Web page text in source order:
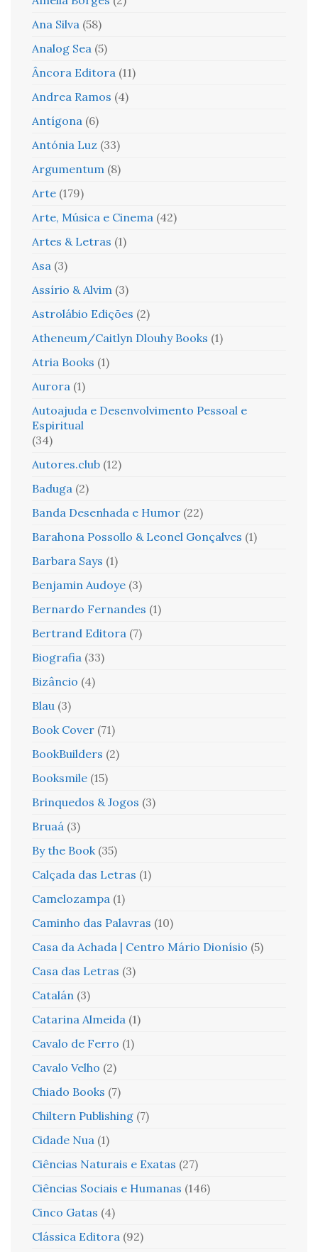
Ana Silva (58)
Analog Sea (5)
Âncora Editora (11)
Andrea Ramos (4)
Antígona (6)
Antónia Luz (33)
Argumentum (8)
Arte (179)
Arte, Música e Cinema (42)
Artes & Letras (1)
Asa (3)
Assírio & Alvim (3)
Astrolábio Edições (2)
Atheneum/Caitlyn Dlouhy Books (1)
Atria Books (1)
Aurora (1)
Autoajuda e Desenvolvimento Pessoal e
Espiritual
(34)
Autores.club (12)
Baduga (2)
Banda Desenhada e Humor (22)
Barahona Possollo & Leonel Gonçalves (1)
Barbara Says (1)
Benjamin Audoye (3)
Bernardo Fernandes (1)
Bertrand Editora (7)
Biografia (33)
Bizâncio (4)
Blau (3)
Book Cover (71)
BookBuilders (2)
Booksmile (15)
Brinquedos & Jogos (3)
Bruaá (3)
By the Book (35)
Calçada das Letras (1)
Camelozampa (1)
Caminho das Palavras (10)
Casa da Achada | Centro Mário Dionísio (5)
Casa das Letras (3)
Catalán (3)
Catarina Almeida (1)
Cavalo de Ferro (1)
Cavalo Velho (2)
Chiado Books (7)
Chiltern Publishing (7)
Cidade Nua (1)
Ciências Naturais e Exatas (27)
Ciências Sociais e Humanas (146)
Cinco Gatas (4)
Clássica Editora (92)